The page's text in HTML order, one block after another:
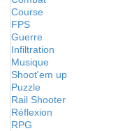
Course
FPS
Guerre
Infiltration
Musique
Shoot'em up
Puzzle
Rail Shooter
Réflexion
RPG